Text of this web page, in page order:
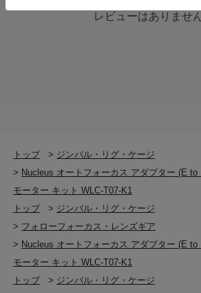
レビューはありません
トップ > ジンバル・リグ・ケージ
> Nucleus オートフォーカス アダプター (E to
モーター キット WLC-T07-K1
トップ
> ジンバル・リグ・ケージ
> フォローフォーカス・レンズギア
> Nucleus オートフォーカス アダプター (E to
モーター キット WLC-T07-K1
トップ
> ジンバル・リグ・ケージ